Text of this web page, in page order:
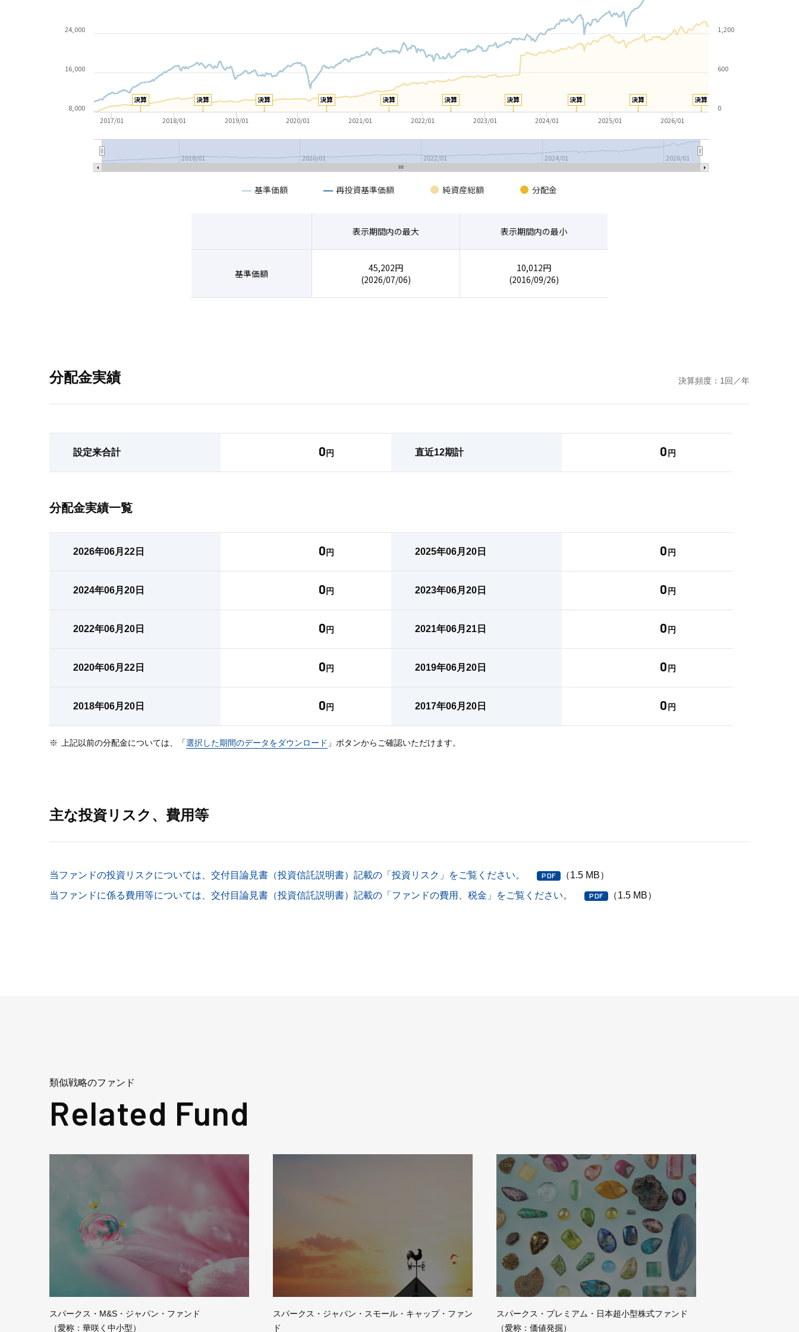
分配金実績 決算頻度：1回／年
設定来合計 0円 直近12期計 0円
分配金実績一覧
2026年06月22日 0円 2025年06月20日 0円
2024年06月20日 0円 2023年06月20日 0円
2022年06月20日 0円 2021年06月21日 0円
2020年06月22日 0円 2019年06月20日 0円
2018年06月20日 0円 2017年06月20日 0円
上記以前の分配金については、「選択した期間のデータをダウンロード 」ボタンからご確認いただけます。
主な投資リスク、費用等
当ファンドの投資リスクについては、交付目論見書（投資信託説明書）記載の「投資リスク」をご覧ください。
（1.5 MB）
当ファンドに係る費用等については、交付目論見書（投資信託説明書）記載の「ファンドの費用、税金」をご覧ください。
（1.5 MB）
類似戦略のファンド
スパークス・M&S・ジャパン・ファンド
（愛称：華咲く中小型）
スパークス・ジャパン・スモール・キャップ・ファン
ド
スパークス・プレミアム・日本超小型株式ファンド
（愛称：価値発掘）